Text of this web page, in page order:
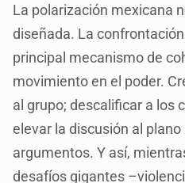
La polarización mexicana
diseñada. La
principal mecanismo de
movimiento en el poder.
al grupo; descalificar a los
elevar la discusión al
argumentos. Y así,
desafíos gigantes